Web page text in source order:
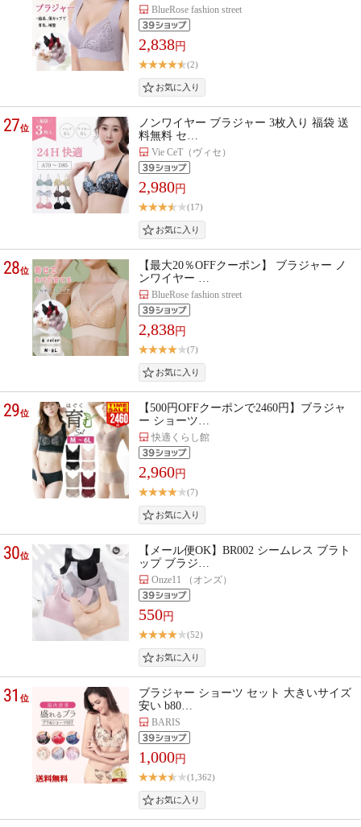
BlueRose fashion street
2,838円
(2)
27位
ノンワイヤー ブラジャー 3枚入り 福袋 送
料無料 セ…
Vie CeT（ヴィセ）
2,980円
(17)
28位
【最大20％OFFクーポン】 ブラジャー ノ
ンワイヤー …
BlueRose fashion street
2,838円
(7)
29位
【500円OFFクーポンで2460円】ブラジャ
ー ショーツ…
快適くらし館
2,960円
(7)
30位
【メール便OK】BR002 シームレス ブラト
ップ ブラジ…
Onze11 （オンズ）
550円
(52)
31位
ブラジャー ショーツ セット 大きいサイズ
安い b80…
BARIS
1,000円
(1,362)